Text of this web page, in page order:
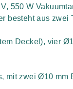
550 W
besteht aus zwei
Deckel), vier
mit zwei Ø10 mm